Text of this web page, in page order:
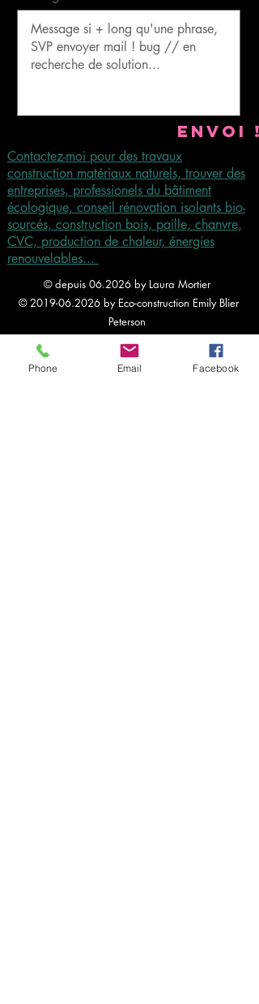
Envoi !
Contactez-moi pour des travaux
construction matériaux naturels, trouver des
entreprises, professionels du bâtiment
écologique, conseil rénovation isolants bio-
sourcés, construction bois, paille, chanvre,
CVC, production de chaleur, énergies
renouvelables...
© depuis 06.2026 by Laura Mortier
©2019-06.2026 by Eco-construction Emily Blier
Peterson
Phone Email Facebook